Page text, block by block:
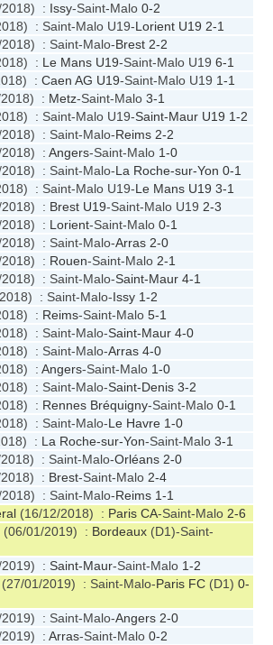
2018) : Issy-Saint-Malo 0-2
: Saint-Malo U19-Lorient U19 2-1
: Saint-Malo-Brest 2-2
: Le Mans U19-Saint-Malo U19 6-1
: Caen AG U19-Saint-Malo U19 1-1
2018) : Metz-Saint-Malo 3-1
: Saint-Malo U19-Saint-Maur U19 1-2
: Saint-Malo-Reims 2-2
2018) : Angers-Saint-Malo 1-0
: Saint-Malo-La Roche-sur-Yon 0-1
: Saint-Malo U19-Le Mans U19 3-1
2018) : Brest U19-Saint-Malo U19 2-3
2018) : Lorient-Saint-Malo 0-1
: Saint-Malo-Arras 2-0
2018) : Rouen-Saint-Malo 2-1
: Saint-Malo-Saint-Maur 4-1
: Saint-Malo-Issy 1-2
: Reims-Saint-Malo 5-1
: Saint-Malo-Saint-Maur 4-0
: Saint-Malo-Arras 4-0
: Angers-Saint-Malo 1-0
: Saint-Malo-Saint-Denis 3-2
: Rennes Bréquigny-Saint-Malo 0-1
: Saint-Malo-Le Havre 1-0
: La Roche-sur-Yon-Saint-Malo 3-1
: Saint-Malo-Orléans 2-0
: Brest-Saint-Malo 2-4
: Saint-Malo-Reims 1-1
(16/12/2018) : Paris CA-Saint-Malo 2-6
(06/01/2019) : Bordeaux (D1)-Saint-
2019) : Saint-Maur-Saint-Malo 1-2
(27/01/2019) : Saint-Malo-Paris FC (D1) 0-
: Saint-Malo-Angers 2-0
2019) : Arras-Saint-Malo 0-2